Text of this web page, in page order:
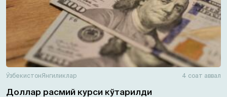
ЎзбекистонЯнгиликлар 4 соат аввал
Доллар расмий курси кўтарилди